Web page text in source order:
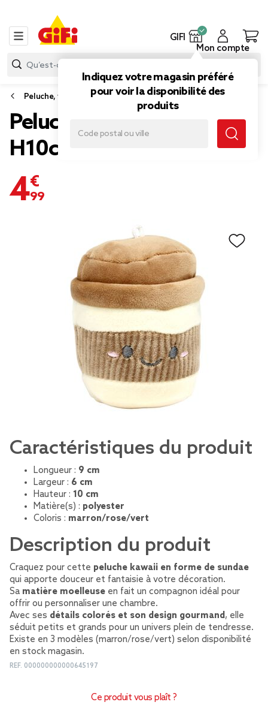
GIFI
Indiquez votre magasin préféré
pour voir la disponibilité des
produits
Mon compte
Peluche, veilleuse
Peluche kawaii sundae
H10cm (3 modèles)
4,99 €
Caractéristiques du produit
Longueur : 9 cm
Largeur : 6 cm
Hauteur : 10 cm
Matière(s) : polyester
Coloris : marron/rose/vert
Description du produit
Craquez pour cette peluche kawaii en forme de sundae
qui apporte douceur et fantaisie à votre décoration.
Sa matière moelleuse en fait un compagnon idéal pour
offrir ou personnaliser une chambre.
Avec ses détails colorés et son design gourmand, elle
séduit petits et grands pour un univers plein de tendresse.
Existe en 3 modèles (marron/rose/vert) selon disponibilité
en stock magasin.
REF. 000000000000645197
Ce produit vous plaît ?